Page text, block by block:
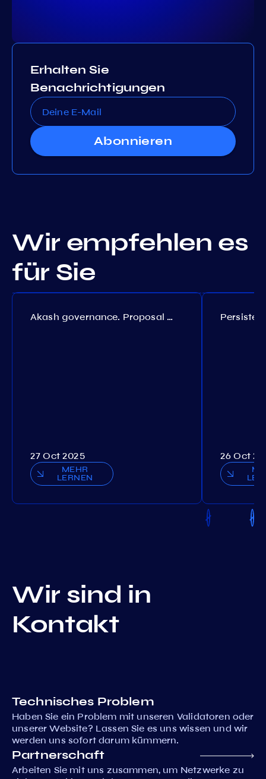
Erhalten Sie
Benachrichtigungen
Abonnieren
Wir empfehlen es
für Sie
Akash governance. Proposal №308
27 Oct 2025
MEHR
LERNEN
26 Oct
Wir sind in
Kontakt
Technisches Problem
Haben Sie ein Problem mit unseren Validatoren oder
unserer Website? Lassen Sie es uns wissen und wir
werden uns sofort darum kümmern.
Partnerschaft
Arbeiten Sie mit uns zusammen, um Netzwerke zu